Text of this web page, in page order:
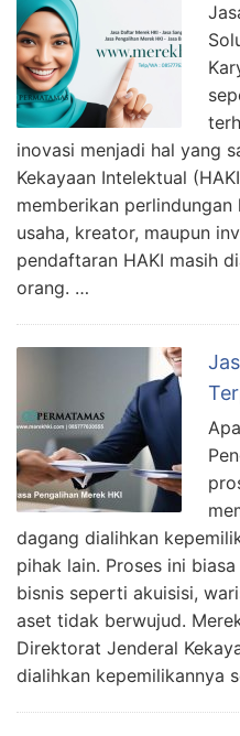
inovasi menjadi hal yang
Kekayaan Intelektual
memberikan
usaha, kreator, maupun
pendaftaran HAKI masih
orang. …
dagang dialihkan
pihak lain. Proses ini
bisnis seperti akuisisi,
aset tidak berwujud.
Direktorat Jenderal
dialihkan kepemilikannya